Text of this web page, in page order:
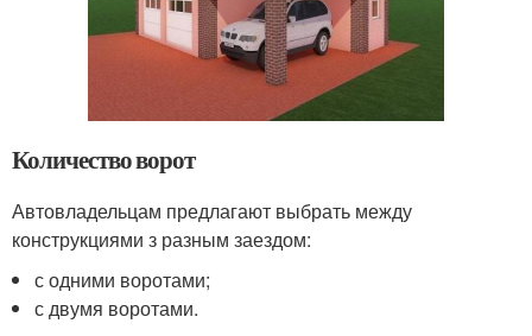
Количество ворот
Автовладельцам предлагают выбрать между
конструкциями з разным заездом:
с одними воротами;
с двумя воротами.